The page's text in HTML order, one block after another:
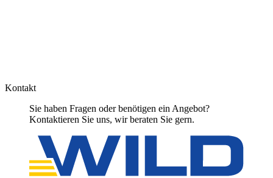
Kontakt
Sie haben Fragen oder benötigen ein Angebot?
Kontaktieren Sie uns, wir beraten Sie gern.